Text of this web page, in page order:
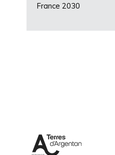
France 2030